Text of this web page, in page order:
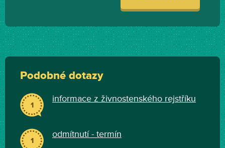
Podobné dotazy
1
informace z živnostenského rejstříku
1
odmítnutí - termín